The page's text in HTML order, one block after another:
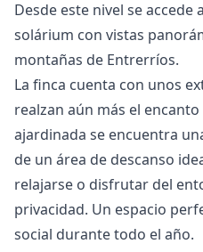
Desde este nivel se
solárium con vistas
montañas de Entrerríos.
La finca cuenta con unos
realzan aún más el
ajardinada se encuentra
de un área de descanso
relajarse o disfrutar del
privacidad. Un espacio
social durante todo el año.